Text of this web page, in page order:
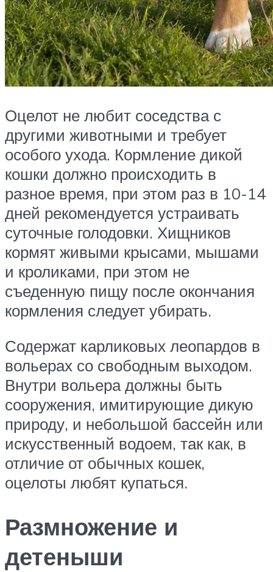
Оцелот не любит соседства с
другими животными и требует
особого ухода. Кормление дикой
кошки должно происходить в
разное время, при этом раз в 10-14
дней рекомендуется устраивать
суточные голодовки. Хищников
кормят живыми крысами, мышами
и кроликами, при этом не
съеденную пищу после окончания
кормления следует убирать.
Содержат карликовых леопардов в
вольерах со свободным выходом.
Внутри вольера должны быть
сооружения, имитирующие дикую
природу, и небольшой бассейн или
искусственный водоем, так как, в
отличие от обычных кошек,
оцелоты любят купаться.
Размножение и
детеныши